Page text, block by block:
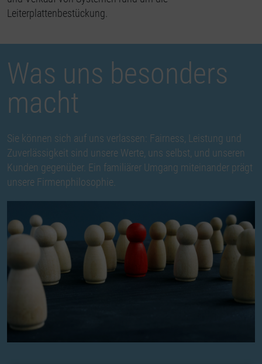
Leiterplattenbestückung.
Was uns besonders
macht
Sie können sich auf uns verlassen: Fairness, Leistung und
Zuverlässigkeit sind unsere Werte, uns selbst, und unseren
Kunden gegenüber. Ein familiärer Umgang miteinander prägt
unsere Firmenphilosophie.